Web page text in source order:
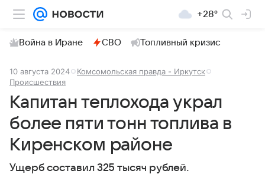
+28°
Война в Иране СВО Топливный кризис
10 августа 2024
Комсомольская правда - Иркутск
Происшествия
Капитан теплохода украл
более пяти тонн топлива в
Киренском районе
Ущерб составил 325 тысяч рублей.